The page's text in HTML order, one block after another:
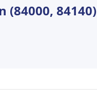
84140)